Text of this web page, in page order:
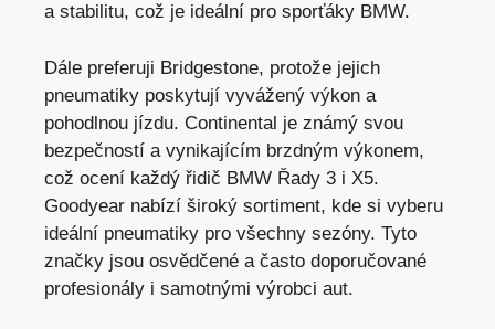
a stabilitu, což je ideální pro sporťáky BMW.
Dále preferuji Bridgestone, protože jejich
pneumatiky poskytují vyvážený výkon a
pohodlnou jízdu. Continental je známý svou
bezpečností a vynikajícím brzdným výkonem,
což ocení každý řidič BMW Řady 3 i X5.
Goodyear nabízí široký sortiment, kde si vyberu
ideální pneumatiky pro všechny sezóny. Tyto
značky jsou osvědčené a často doporučované
profesionály i samotnými výrobci aut.